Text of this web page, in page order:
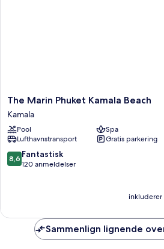
The
Marin
Phuket
Kamala
Beach
Kamala
The Marin Phuket Kamala Beach
Kamala
Pool
Spa
Lufthavnstransport
Gratis parkering
8.6
ud
anmeldelser
8,6 Fantastisk
120 anmeldelser
inkluderer
Sammenlign lignende